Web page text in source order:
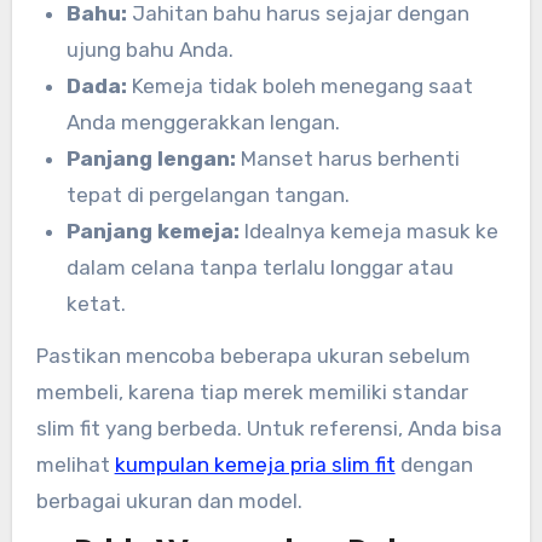
Bahu: Jahitan bahu harus sejajar dengan
ujung bahu Anda.
Dada: Kemeja tidak boleh menegang saat
Anda menggerakkan lengan.
Panjang lengan: Manset harus berhenti
tepat di pergelangan tangan.
Panjang kemeja: Idealnya kemeja masuk ke
dalam celana tanpa terlalu longgar atau
ketat.
Pastikan mencoba beberapa ukuran sebelum
membeli, karena tiap merek memiliki standar
slim fit yang berbeda. Untuk referensi, Anda bisa
melihat kumpulan kemeja pria slim fit dengan
berbagai ukuran dan model.